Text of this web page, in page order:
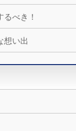
るべき！
想い出